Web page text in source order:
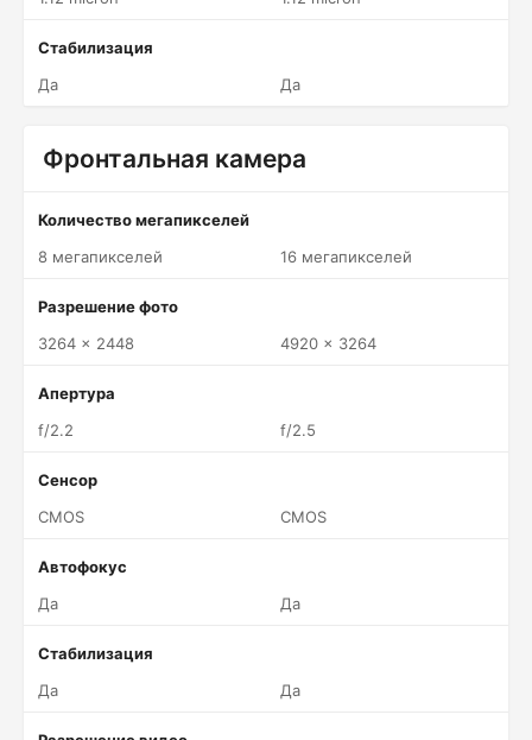
Стабилизация
Да
Да
Фронтальная камера
Количество мегапикселей
8 мегапикселей
16 мегапикселей
Разрешение фото
3264 x 2448
4920 x 3264
Апертура
f/2.2
f/2.5
Сенсор
CMOS
CMOS
Автофокус
Да
Да
Стабилизация
Да
Да